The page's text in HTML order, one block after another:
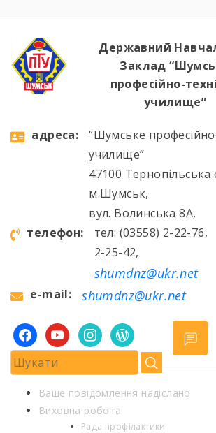
Державний
Заклад
професійно-
училище”
aдресa:
“Шумське
училище”
47100 Тернопільська
м.Шумськ,
вул. Волинська 8А,
телефон:
тел: (03558) 2-22-76,
2-25-42,
shumdnz@ukr.net
e-mail: shumdnz@ukr.net
facebookyoutubeinstagramwordpress
Ваше повідомлення надіслано
Виховна робота
Рада профілактики